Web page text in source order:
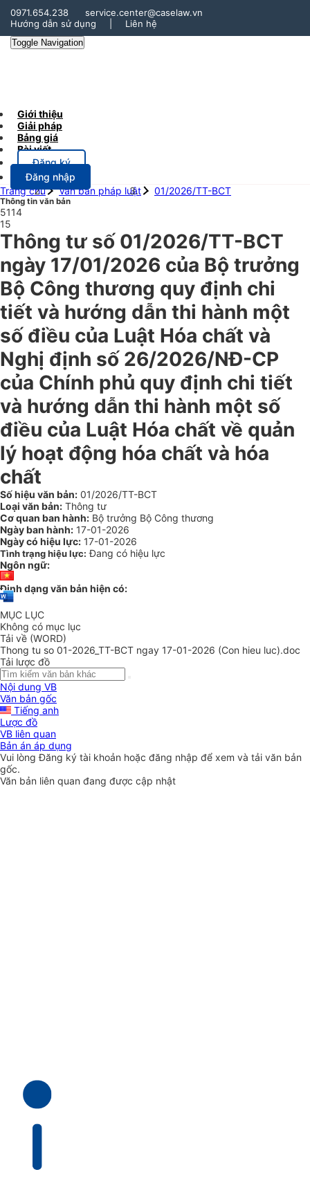
0971.654.238
service.center@caselaw.vn
Hướng dẫn sử dụng
Liên hệ
Toggle Navigation
Giới thiệu
Giải pháp
Bảng giá
Bài viết
Đăng ký
Đăng nhập
Trang chủ
Văn bản pháp luật 01/2026/TT-BCT
Thông tin văn bản
5114
15
Thông tư số 01/2026/TT-BCT
ngày 17/01/2026 của Bộ trưởng
Bộ Công thương quy định chi
tiết và hướng dẫn thi hành một
số điều của Luật Hóa chất và
Nghị định số 26/2026/NĐ-CP
của Chính phủ quy định chi tiết
và hướng dẫn thi hành một số
điều của Luật Hóa chất về quản
lý hoạt động hóa chất và hóa
chất
Số hiệu văn bản: 01/2026/TT-BCT
Loại văn bản: Thông tư
Cơ quan ban hành: Bộ trưởng Bộ Công thương
Ngày ban hành: 17-01-2026
Ngày có hiệu lực: 17-01-2026
Tình trạng hiệu lực: Đang có hiệu lực
Ngôn ngữ:
Định dạng văn bản hiện có:
MỤC LỤC
Không có mục lục
Tải về (WORD)
Thong tu so 01-2026_TT-BCT ngay 17-01-2026 (Con hieu luc).doc
Tải lược đồ
Nội dung VB
Văn bản gốc
Tiếng anh
Lược đồ
VB liên quan
Bản án áp dụng
Vui lòngĐăng ký tài khoản hoặc đăng nhập để xem và tải văn bản
gốc.
Văn bản liên quan đang được cập nhật